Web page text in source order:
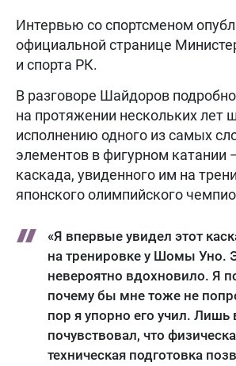
Интервью со спортсменом
официальной странице
и спорта РК.
В разговоре Шайдоров
на протяжении нескольких лет
исполнению одного из самых
элементов в фигурном катании
каскада, увиденного им на
японского олимпийского
«Я впервые увидел этот
на тренировке у Шомы Уно.
невероятно вдохновило. Я
почему бы мне тоже не
пор я упорно его учил. Лишь
почувствовал, что
техническая подготовка